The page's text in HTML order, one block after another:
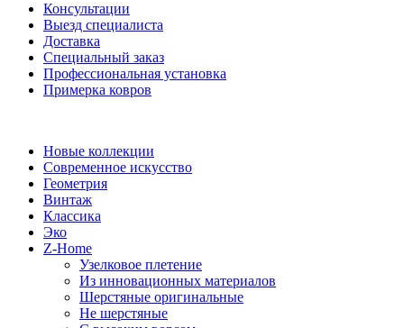
Консультации
Выезд специалиста
Доставка
Специальный заказ
Профессиональная установка
Примерка ковров
Новые коллекции
Современное искусство
Геометрия
Винтаж
Классика
Эко
Z-Home
Узелковое плетение
Из инновационных материалов
Шерстяные оригинальные
Не шерстяные